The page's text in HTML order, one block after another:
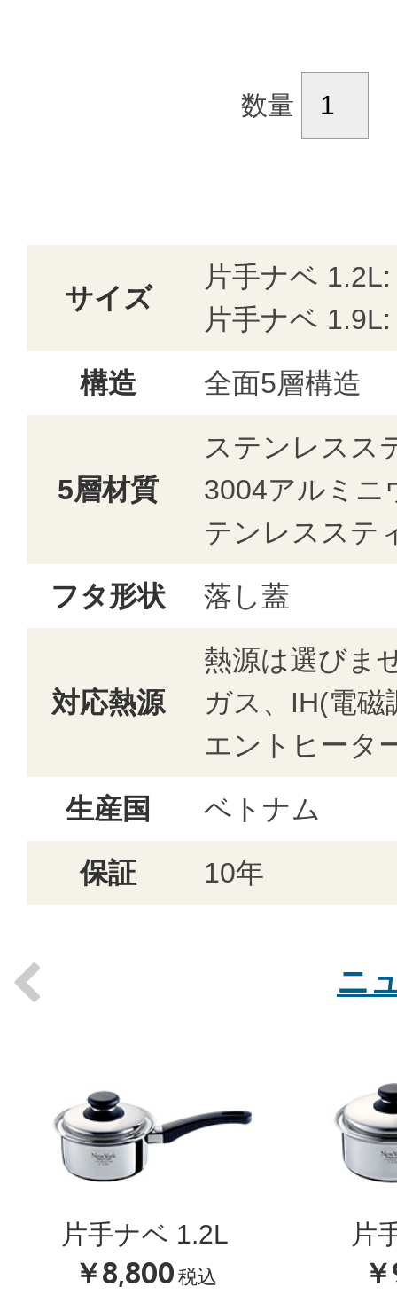
数量
サイズ
片手ナベ
片手ナベ
構造
全面5層構造
5層材質
ステンレスス
3004アルミニ
テンレスステ
フタ形状
落し蓋
対応熱源
熱源は選びま
ガス、IH(電
エントヒータ
生産国
ベトナム
保証
10年
ニ
片手ナベ 1.2L
￥8,800 税込
片